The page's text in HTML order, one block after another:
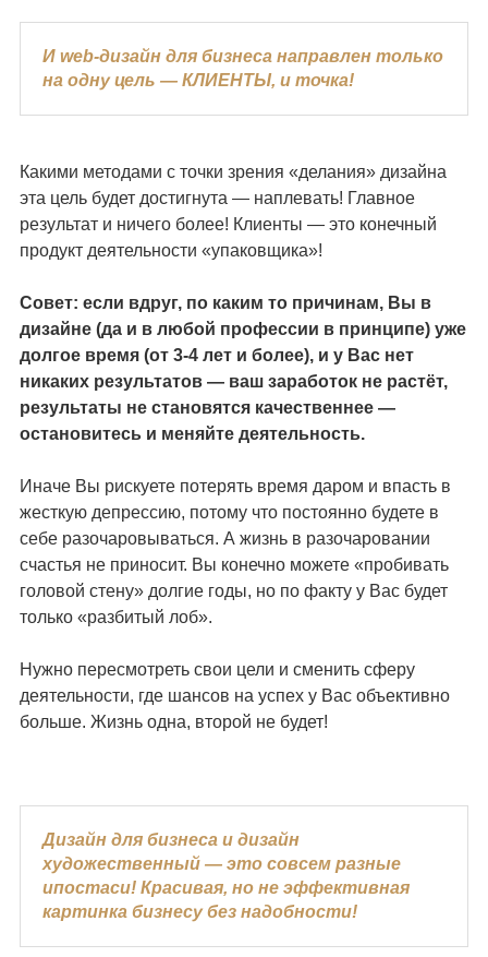
И web-дизайн для бизнеса направлен только
на одну цель — КЛИЕНТЫ, и точка!
Какими методами с точки зрения «делания» дизайна
эта цель будет достигнута — наплевать! Главное
результат и ничего более! Клиенты — это конечный
продукт деятельности «упаковщика»!
Совет: если вдруг, по каким то причинам, Вы в
дизайне (да и в любой профессии в принципе) уже
долгое время (от 3-4 лет и более), и у Вас нет
никаких результатов — ваш заработок не растёт,
результаты не становятся качественнее —
остановитесь и меняйте деятельность.
Иначе Вы рискуете потерять время даром и впасть в
жесткую депрессию, потому что постоянно будете в
себе разочаровываться. А жизнь в разочаровании
счастья не приносит. Вы конечно можете «пробивать
головой стену» долгие годы, но по факту у Вас будет
только «разбитый лоб».
Нужно пересмотреть свои цели и сменить сферу
деятельности, где шансов на успех у Вас объективно
больше. Жизнь одна, второй не будет!
Дизайн для бизнеса и дизайн
художественный — это совсем разные
ипостаси! Красивая, но не эффективная
картинка бизнесу без надобности!